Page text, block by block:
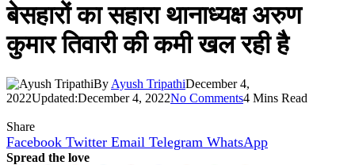
बेसहारों का सहारा थानाध्यक्ष अरुण
कुमार तिवारी की कमी खल रही है
By Ayush TripathiDecember 4,
2022Updated:December 4, 2022No Comments4 Mins Read
Share
Facebook Twitter Email Telegram WhatsApp
Spread the love